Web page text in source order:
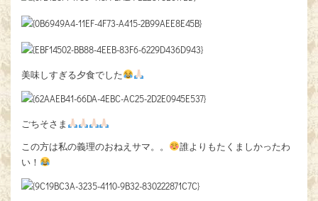
美味しすぎる夕食でした
ごちそさま
この方は私の義理のおねえサマ。。
誰よりもたくましかったわ
い！